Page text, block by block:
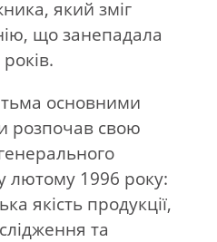
який зміг
що занепадала
основними
розпочав свою
лютому 1996 року:
якість продукції,
та